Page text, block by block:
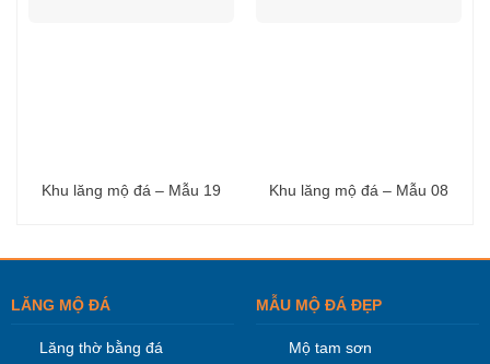
Khu lăng mộ đá – Mẫu 19 Khu lăng mộ đá – Mẫu 08
LĂNG MỘ ĐÁ
Lăng thờ bằng đá
MẪU MỘ ĐÁ ĐẸP
Mộ tam sơn